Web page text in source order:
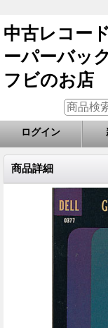
中古レコー
ーパーバッ
フビのお店
ログイン
商品詳細